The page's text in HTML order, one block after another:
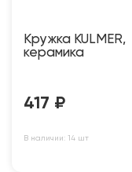
Кружка KULMER,
керамика
417 ₽
В наличии: 14 шт